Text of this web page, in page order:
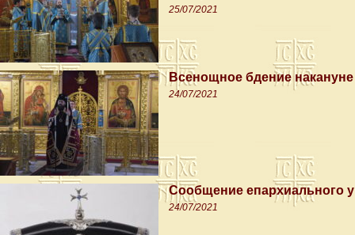
25/07/2021
Всенощное бдение
24/07/2021
Сообщение епархиального
24/07/2021